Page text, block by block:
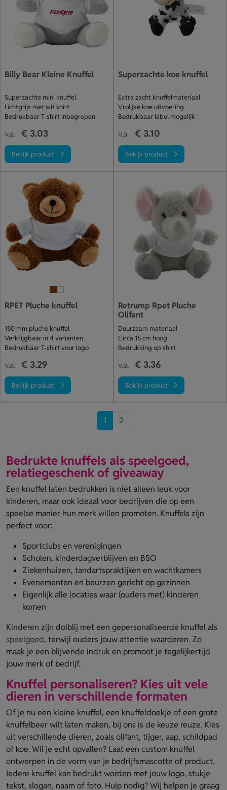
Billy Bear Kleine Knuffel
Superzachte mini knuffel
Lichtgrijs met wit shirt
Bedrukbaar T-shirt inbegrepen
v.a. € 3.03
Bekijk product
Superzachte koe knuffel
Extra zacht knuffelmateriaal
Vrolijke koe uitvoering
Bedrukbaar label mogelijk
v.a. € 3.10
Bekijk product
RPET Pluche knuffel
150 mm pluche knuffel
Verkrijgbaar in 4 varianten
Bedrukbaar T-shirt voor logo
v.a. € 3.29
Bekijk product
Retrump Rpet Pluche
Olifant
Duurzaam materiaal
Circa 15 cm hoog
Bedrukking op shirt
v.a. € 3.36
Bekijk product
1 2
Bedrukte knuffels als speelgoed,
relatiegeschenk of giveaway
Een knuffel laten bedrukken is niet alleen leuk voor
kinderen, maar ook ideaal voor bedrijven die op een
speelse manier hun merk willen promoten. Knuffels zijn
perfect voor:
Sportclubs en verenigingen
Scholen, kinderdagverblijven en BSO
Ziekenhuizen, tandartspraktijken en wachtkamers
Evenementen en beurzen gericht op gezinnen
Eigenlijk alle locaties waar (ouders met) kinderen
komen
Kinderen zijn dolblij met een gepersonaliseerde knuffel als
speelgoed, terwijl ouders jouw attentie waarderen. Zo
maak je een blijvende indruk en promoot je tegelijkertijd
jouw merk of bedrijf.
Knuffel personaliseren? Kies uit vele
dieren in verschillende formaten
Of je nu een kleine knuffel, een knuffeldoekje of een grote
knuffelbeer wilt laten maken, bij ons is de keuze reuze. Kies
uit verschillende dieren, zoals olifant, tijger, aap, schildpad
of koe. Wil je echt opvallen? Laat een custom knuffel
ontwerpen in de vorm van je bedrijfsmascotte of product.
Iedere knuffel kan bedrukt worden met jouw logo, stukje
tekst, slogan, naam of foto. Hulp nodig? Wij helpen je graag